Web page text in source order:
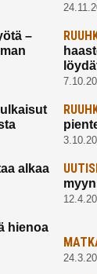
–
alkaa
hienoa